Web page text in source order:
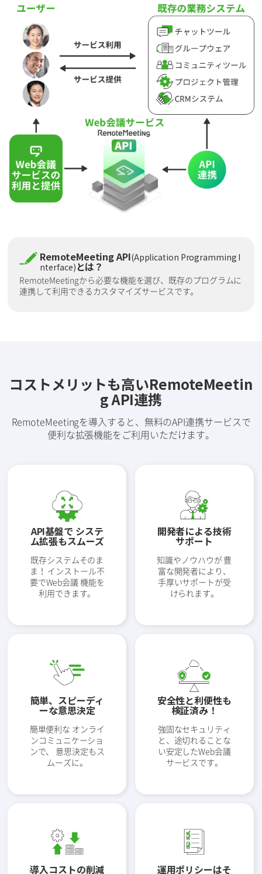
RemoteMeeting API(Application Programming I
nterface) とは？
RemoteMeetingから必要な機能を選び、既存のプログラムに
連携して利用できるカスタマイズサービスです。
コストメリットも高いRemoteMeetin
g API連携
RemoteMeetingを導入すると、無料のAPI連携サービスで
便利な拡張機能をご利用いただけます。
API基盤で システ
ム拡張もスムーズ
既存システムそのま
ま！ インストール不
要でWeb会議 機能を
利用できます。
開発者による技術
サポート
知識やノウハウが 豊
富な開発者により、
手厚いサポートが受
けられます。
簡単、スピーディ
ーな意思決定
簡単便利な オンライ
ンコミュニケーショ
ンで、 意思決定もス
ムーズに。
安全性と利便性も
検証済み！
強固なセキュリティ
と、途切れることな
い安定したWeb会議
サービスです。
導入コストの削減 運用ポリシーはそ